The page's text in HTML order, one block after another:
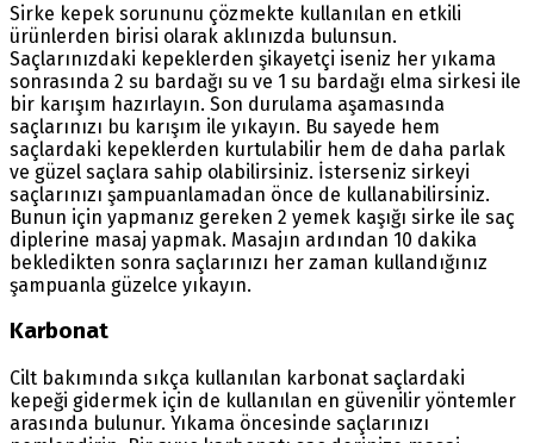
Sirke kepek sorununu çözmekte kullanılan en etkili
ürünlerden birisi olarak aklınızda bulunsun.
Saçlarınızdaki kepeklerden şikayetçi iseniz her yıkama
sonrasında 2 su bardağı su ve 1 su bardağı elma sirkesi ile
bir karışım hazırlayın. Son durulama aşamasında
saçlarınızı bu karışım ile yıkayın. Bu sayede hem
saçlardaki kepeklerden kurtulabilir hem de daha parlak
ve güzel saçlara sahip olabilirsiniz. İsterseniz sirkeyi
saçlarınızı şampuanlamadan önce de kullanabilirsiniz.
Bunun için yapmanız gereken 2 yemek kaşığı sirke ile saç
diplerine masaj yapmak. Masajın ardından 10 dakika
bekledikten sonra saçlarınızı her zaman kullandığınız
şampuanla güzelce yıkayın.
Karbonat
Cilt bakımında sıkça kullanılan karbonat saçlardaki
kepeği gidermek için de kullanılan en güvenilir yöntemler
arasında bulunur. Yıkama öncesinde saçlarınızı